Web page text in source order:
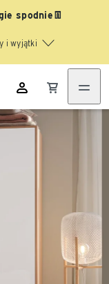
spodnie👖
i wyjątki